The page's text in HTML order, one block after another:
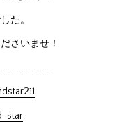
た。
さいませ！